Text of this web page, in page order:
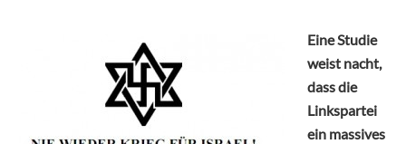
Eine Studie
weist nacht,
dass die
Linkspartei
ein massives